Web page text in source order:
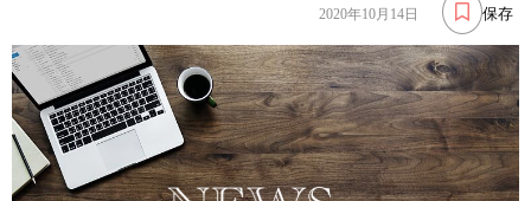
保存
2020年10月14日